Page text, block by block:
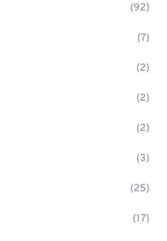
(92)
(7)
(2)
(2)
(2)
(3)
(25)
(17)